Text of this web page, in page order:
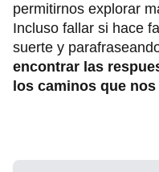
permitirnos explorar
Incluso fallar si hace
suerte y
encontrar las
los caminos que